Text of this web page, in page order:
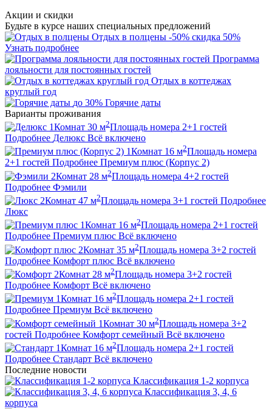
Акции и скидки
Будьте в курсе наших специальных предложений
Отдых в полцены -50% скидка 50%
Узнать подробнее
Программа
лояльности для постоянных гостей
Отдых в коттеджах
круглый год
до 30% Горячие даты
Варианты проживания
1Комнат 30 м2Площадь номера 2+1 гостей
Подробнее Делюкс Всё включено
1Комнат 16 м2Площадь номера
2+1 гостей Подробнее Премиум плюс (Корпус 2)
2Комнат 28 м2Площадь номера 4+2 гостей
Подробнее Фэмили
2Комнат 47 м2Площадь номера 3+1 гостей Подробнее
Люкс
1Комнат 16 м2Площадь номера 2+1 гостей
Подробнее Премиум плюс Всё включено
2Комнат 35 м2Площадь номера 3+2 гостей
Подробнее Комфорт плюс Всё включено
2Комнат 28 м2Площадь номера 3+2 гостей
Подробнее Комфорт Всё включено
1Комнат 16 м2Площадь номера 2+1 гостей
Подробнее Премиум Всё включено
1Комнат 30 м2Площадь номера 3+2
гостей Подробнее Комфорт семейный Всё включено
1Комнат 16 м2Площадь номера 2+1 гостей
Подробнее Стандарт Всё включено
Последние новости
Классификация 1-2 корпуса
Классификация 3, 4, 6
корпуса